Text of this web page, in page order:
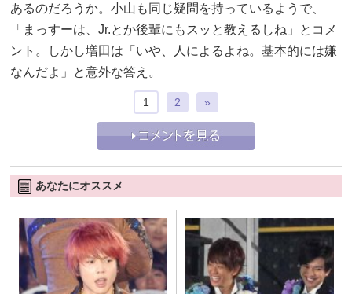
あるのだろうか。小山も同じ疑問を持っているようで、
「まっすーは、Jr.とか後輩にもスッと教えるしね」とコメ
ント。しかし増田は「いや、人によるよね。基本的には嫌
なんだよ」と意外な答え。
1 2 »
あなたにオススメ